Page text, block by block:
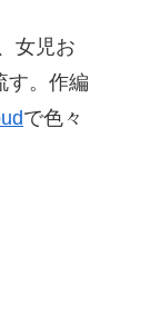
女児お
す。作編
で色々